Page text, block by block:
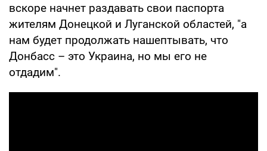
вскоре начнет раздавать свои паспорта
жителям Донецкой и Луганской областей, "а
нам будет продолжать нашептывать, что
Донбасс – это Украина, но мы его не
отдадим".